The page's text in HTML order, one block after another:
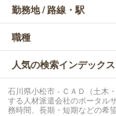
勤務地 / 路線・駅
職種
人気の検索インデックス
石川県小松市 - ＣＡＤ（土木
する人材派遣会社のポータル
務時間、長期・短期などの希